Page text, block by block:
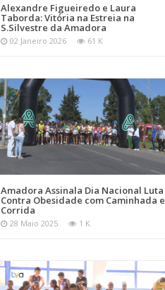
Alexandre Figueiredo e Laura
Taborda: Vitória na Estreia na
S.Silvestre da Amadora
02 Janeiro 2026 61 K
Amadora Assinala Dia Nacional Luta
Contra Obesidade com Caminhada e
Corrida
28 Maio 2025 1 K